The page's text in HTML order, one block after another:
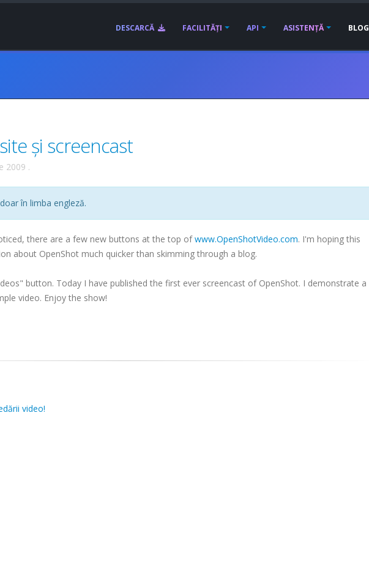
DESCARCĂ FACILITĂȚI API ASISTENȚĂ BLOG
și screencast
2009 .
în limba engleză.
there are a few new buttons at the top ofwww.OpenShotVideo.com. I'm hoping this
about OpenShot much quicker than skimming through a blog.
button. Today I have published the first ever screencast of OpenShot. I demonstrate a
video. Enjoy the show!
video!